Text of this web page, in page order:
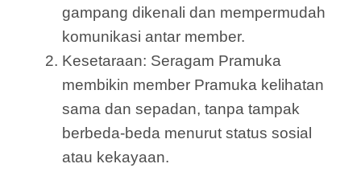
gampang dikenali dan mempermudah
komunikasi antar member.
Kesetaraan: Seragam Pramuka
membikin member Pramuka kelihatan
sama dan sepadan, tanpa tampak
berbeda-beda menurut status sosial
atau kekayaan.